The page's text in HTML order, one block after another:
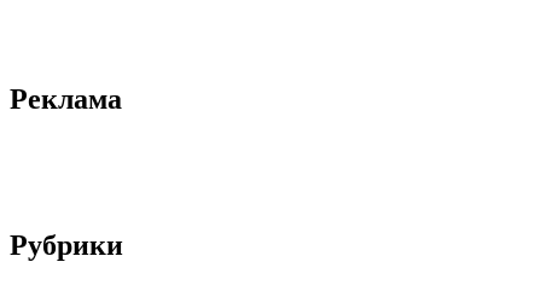
Реклама
Рубрики